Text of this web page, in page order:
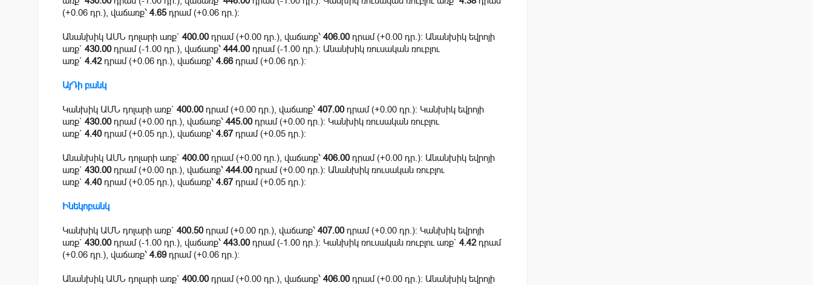
(+0.06 դր.), վաճառք՝ 4.65դրամ (+0.06 դր.):
Անանխիկ ԱՄՆ դոլարի առք` 400.00դրամ (+0.00 դր.), վաճառք՝ 406.00դրամ (+0.00 դր.): Անանխիկ եվրոյի
առք` 430.00դրամ (-1.00 դր.), վաճառք՝ 444.00դրամ (-1.00 դր.): Անանխիկ ռուսական ռուբլու
առք` 4.42դրամ (+0.06 դր.), վաճառք՝ 4.66դրամ (+0.06 դր.):
ԱյԴի բանկ
Կանխիկ ԱՄՆ դոլարի առք` 400.00դրամ (+0.00 դր.), վաճառք՝ 407.00դրամ (+0.00 դր.): Կանխիկ եվրոյի
առք` 430.00դրամ (+0.00 դր.), վաճառք՝ 445.00դրամ (+0.00 դր.): Կանխիկ ռուսական ռուբլու
առք` 4.40դրամ (+0.05 դր.), վաճառք՝ 4.67դրամ (+0.05 դր.):
Անանխիկ ԱՄՆ դոլարի առք` 400.00դրամ (+0.00 դր.), վաճառք՝ 406.00դրամ (+0.00 դր.): Անանխիկ եվրոյի
առք` 430.00դրամ (+0.00 դր.), վաճառք՝ 444.00դրամ (+0.00 դր.): Անանխիկ ռուսական ռուբլու
առք` 4.40դրամ (+0.05 դր.), վաճառք՝ 4.67դրամ (+0.05 դր.):
Ինեկոբանկ
Կանխիկ ԱՄՆ դոլարի առք` 400.50դրամ (+0.00 դր.), վաճառք՝ 407.00դրամ (+0.00 դր.): Կանխիկ եվրոյի
առք` 430.00դրամ (-1.00 դր.), վաճառք՝ 443.00դրամ (-1.00 դր.): Կանխիկ ռուսական ռուբլու առք` 4.42դրամ
(+0.06 դր.), վաճառք՝ 4.69դրամ (+0.06 դր.):
Անանխիկ ԱՄՆ դոլարի առք` 400.00դրամ (+0.00 դր.), վաճառք՝ 406.00դրամ (+0.00 դր.): Անանխիկ եվրոյի